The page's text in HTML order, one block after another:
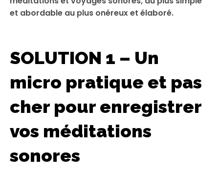
et abordable au plus onéreux et élaboré.
SOLUTION 1 – Un
micro pratique et pas
cher pour enregistrer
vos méditations
sonores